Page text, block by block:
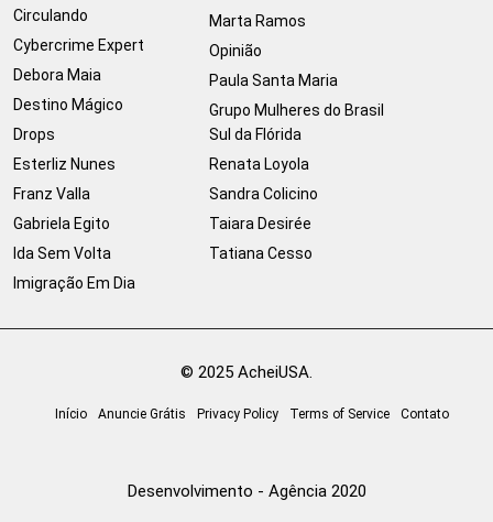
Circulando
Cybercrime Expert
Debora Maia
Destino Mágico
Drops
Esterliz Nunes
Franz Valla
Gabriela Egito
Ida Sem Volta
Imigração Em Dia
Marta Ramos
Opinião
Paula Santa Maria
Grupo Mulheres do Brasil
Sul da Flórida
Renata Loyola
Sandra Colicino
Taiara Desirée
Tatiana Cesso
© 2025 AcheiUSA.
Início Anuncie Grátis Privacy Policy Terms of Service Contato
Desenvolvimento - Agência 2020